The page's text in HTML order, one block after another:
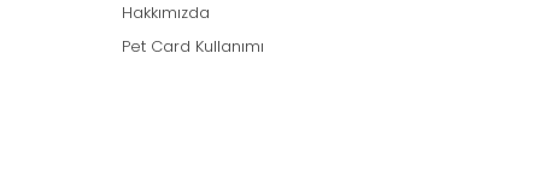
Hakkımızda
Pet Card Kullanımı